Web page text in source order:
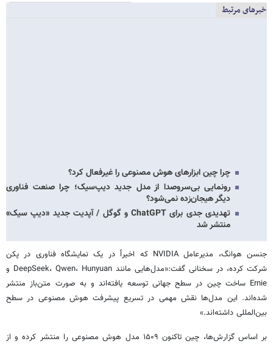
خبرهای مرتبط
چرا چین ابزارهای هوش مصنوعی را غیرفعال کرد؟
رونمایی بی‌سروصدا از مدل جدید دیپ‌سیک؛ چرا صنعت فناوری
دیگر هیجان‌زده نمی‌شود؟
تهدیدی جدی برای ChatGPT و گوگل / آپدیت جدید «دیپ سیک»
منتشر شد
جنسن هوانگ، مدیرعامل NVIDIA که اخیراً در یک نمایشگاه فناوری در پکن
شرکت کرده، در سخنانی گفت:«مدل‌هایی مانند DeepSeek، Qwen، Hunyuan و
Ernie ساخت چین در سطح جهانی توسعه یافته‌اند و به صورت متن‌باز منتشر
شده‌اند. این مدل‌ها نقش مهمی در تسریع پیشرفت هوش مصنوعی در سطح
بین‌المللی داشته‌اند.»
بر اساس گزارش‌ها، چین تاکنون ۱۵۰۹ مدل هوش مصنوعی را منتشر کرده و از